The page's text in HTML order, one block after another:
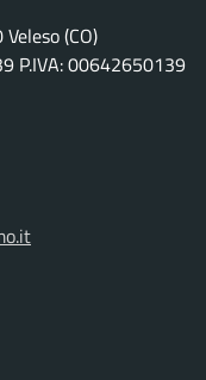
(CO)
P.IVA: 00642650139